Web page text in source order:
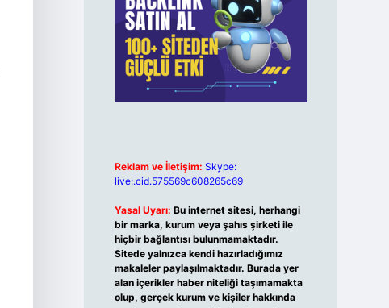
Reklam ve İletişim: Skype:
live:.cid.575569c608265c69
Yasal Uyarı: Bu internet sitesi, herhangi
bir marka, kurum veya şahıs şirketi ile
hiçbir bağlantısı bulunmamaktadır.
Sitede yalnızca kendi hazırladığımız
makaleler paylaşılmaktadır. Burada yer
alan içerikler haber niteliği taşımamakta
olup, gerçek kurum ve kişiler hakkında